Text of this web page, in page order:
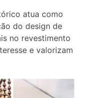
atua como
do design de
no revestimento
e valorizam